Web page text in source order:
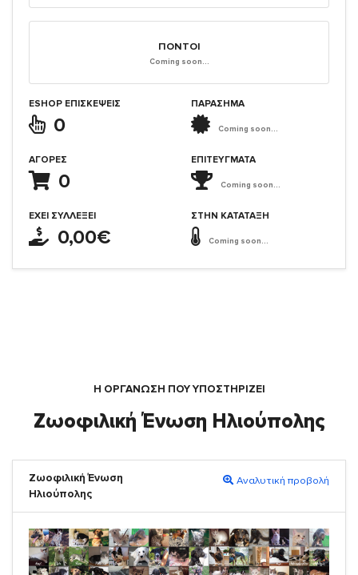
ΠΌΝΤΟΙ
Coming soon...
ESHOP ΕΠΙΣΚΈΨΕΙΣ
0
ΑΓΟΡΈΣ
0
ΈΧΕΙ ΣΥΛΛΈΞΕΙ
0,00€
ΠΑΡΑΣΗΜΑ
Coming soon...
ΕΠΙΤΕΎΓΜΑΤΑ
Coming soon...
ΣΤΗΝ ΚΑΤΆΤΑΞΗ
Coming soon...
Η ΟΡΓΆΝΩΣΗ ΠΟΥ ΥΠΟΣΤΗΡΙΖΕΙ
Ζωοφιλική Ένωση Ηλιούπολης
Ζωοφιλική Ένωση
Ηλιούπολης
Αναλυτική προβολή